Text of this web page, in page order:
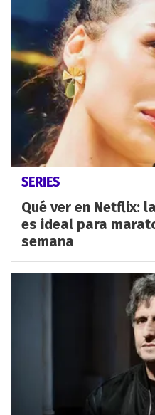
SERIES
Qué ver en Netflix:
es ideal para
semana